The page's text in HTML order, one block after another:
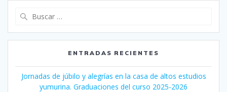
ENTRADAS RECIENTES
Jornadas de júbilo y alegrías en la casa de altos estudios
yumurina. Graduaciones del curso 2025-2026